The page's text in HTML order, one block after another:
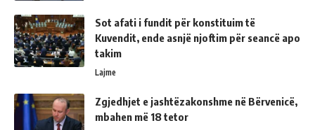
Sot afati i fundit për konstituim të
Kuvendit, ende asnjë njoftim për seancë apo
takim
Lajme
Zgjedhjet e jashtëzakonshme në Bërvenicë,
mbahen më 18 tetor